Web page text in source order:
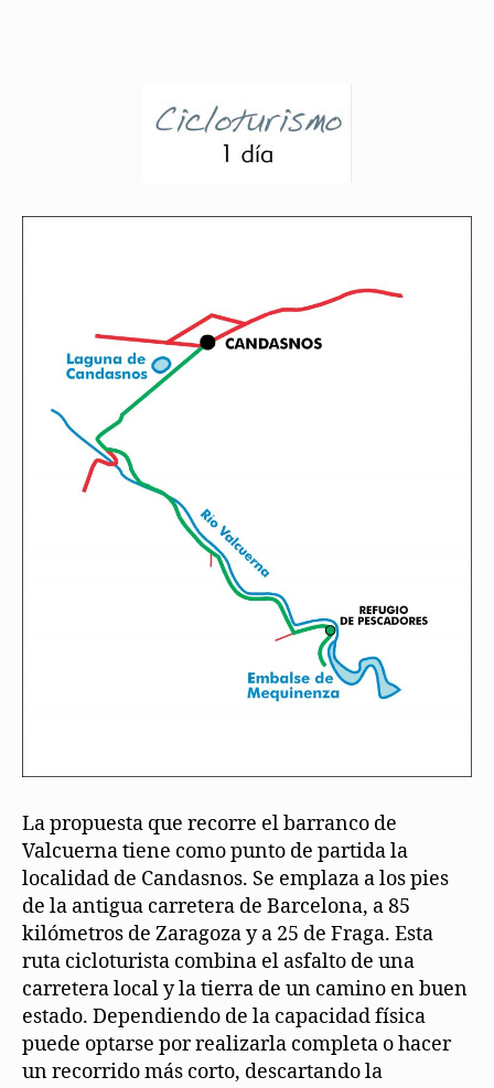
La propuesta que recorre el barranco de
Valcuerna tiene como punto de partida la
localidad de Candasnos. Se emplaza a los pies
de la antigua carretera de Barcelona, a 85
kilómetros de Zaragoza y a 25 de Fraga. Esta
ruta cicloturista combina el asfalto de una
carretera local y la tierra de un camino en buen
estado. Dependiendo de la capacidad física
puede optarse por realizarla completa o hacer
un recorrido más corto, descartando la